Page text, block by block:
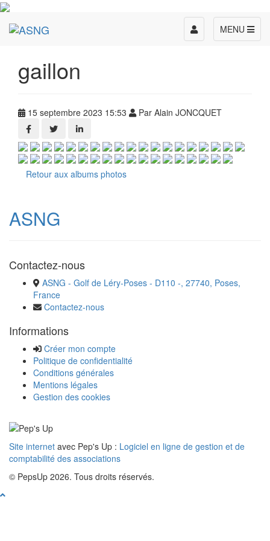
MENU
Toggle
navigation
gaillon
15 septembre 2023 15:53 Par Alain JONCQUET
Retour aux albums photos
ASNG
Contactez-nous
ASNG - Golf de Léry-Poses - D110 -, 27740, Poses,
France
Contactez-nous
Informations
Créer mon compte
Politique de confidentialité
Conditions générales
Mentions légales
Gestion des cookies
Site internet avec Pep's Up : Logiciel en ligne de gestion et de
comptabilité des associations
© PepsUp 2026. Tous droits réservés.